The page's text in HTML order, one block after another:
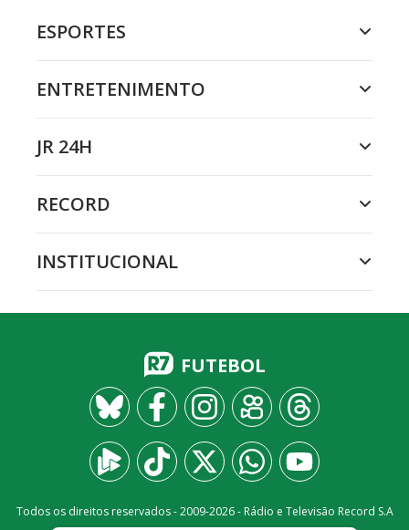
ESPORTES
ENTRETENIMENTO
JR 24H
RECORD
INSTITUCIONAL
FUTEBOL
Todos os direitos reservados - 2009-2026- Rádio e Televisão Record S.A